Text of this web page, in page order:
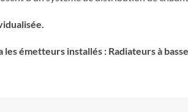
émetteurs installés : Radiateurs à